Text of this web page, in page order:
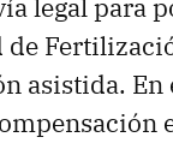
legal para
asistida. En